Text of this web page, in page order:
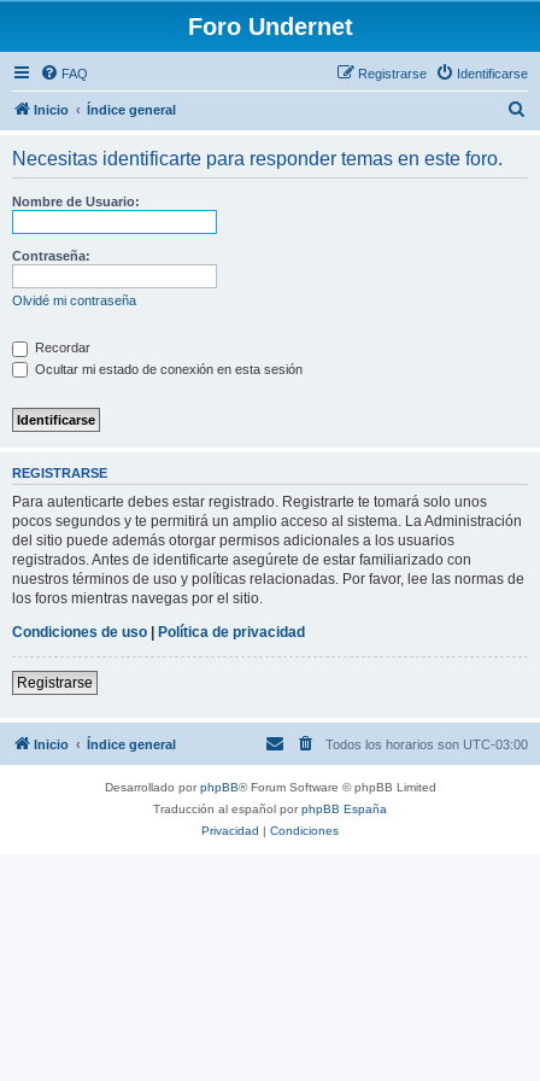
Foro Undernet
FAQ Identificarse
Registrarse
Inicio Índice general
Necesitas identificarte para responder temas en este foro.
Nombre de Usuario:
Contraseña:
Olvidé mi contraseña
Recordar
Ocultar mi estado de conexión en esta sesión
REGISTRARSE
Para autenticarte debes estar registrado. Registrarte te tomará solo unos
pocos segundos y te permitirá un amplio acceso al sistema. La Administración
del sitio puede además otorgar permisos adicionales a los usuarios
registrados. Antes de identificarte asegúrete de estar familiarizado con
nuestros términos de uso y políticas relacionadas. Por favor, lee las normas de
los foros mientras navegas por el sitio.
Condiciones de uso | Política de privacidad
Registrarse
Inicio Índice general Todos los horarios son UTC-03:00
Desarrollado porphpBB® Forum Software © phpBB Limited
Traducción al español porphpBB España
Privacidad | Condiciones